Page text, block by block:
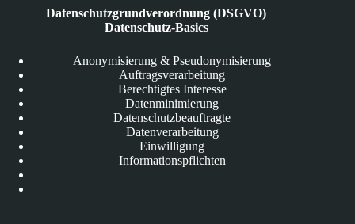
Datenschutzgrundverordnung (DSGVO)
Datenschutz-Basics
Anonymisierung & Pseudonymisierung
Auftragsverarbeitung
Berechtigtes Interesse
Datenminimierung
Datenschutzbeauftragte
Datenverarbeitung
Einwilligung
Informationspflichten